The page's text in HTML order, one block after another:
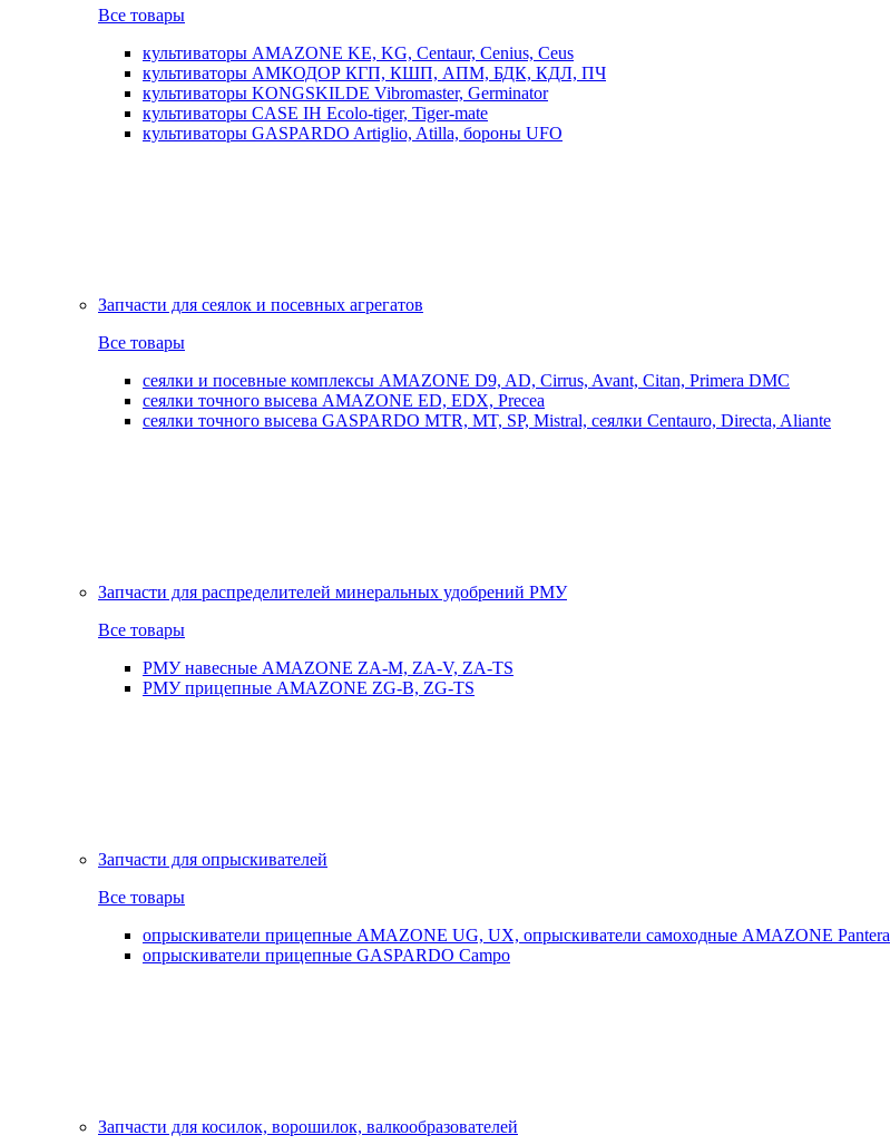
Все товары
культиваторы AMAZONE KE, KG, Centaur, Cenius, Ceus
культиваторы АМКОДОР КГП, КШП, АПМ, БДК, КДЛ, ПЧ
культиваторы KONGSKILDE Vibromaster, Germinator
культиваторы CASE IH Ecolo-tiger, Tiger-mate
культиваторы GASPARDO Artiglio, Atilla, бороны UFO
Запчасти для сеялок и посевных агрегатов
Все товары
сеялки и посевные комплексы AMAZONE D9, AD, Cirrus, Avant, Citan, Primera DMC
сеялки точного высева AMAZONE ED, EDX, Precea
сеялки точного высева GASPARDO MTR, MT, SP, Mistral, сеялки Centauro, Directa, Aliante
Запчасти для распределителей минеральных удобрений РМУ
Все товары
РМУ навесные AMAZONE ZA-M, ZA-V, ZA-TS
РМУ прицепные AMAZONE ZG-B, ZG-TS
Запчасти для опрыскивателей
Все товары
опрыскиватели прицепные AMAZONE UG, UX, опрыскиватели самоходные AMAZONE Pantera
опрыскиватели прицепные GASPARDO Campo
Запчасти для косилок, ворошилок, валкообразователей